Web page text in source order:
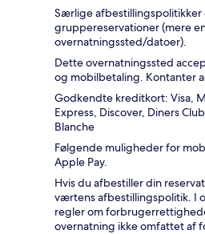
Særlige
gruppereservationer (mere
overnatningssted/datoer).
Dette overnatningssted
og mobilbetaling. Kontanter
Godkendte kreditkort: Visa,
Express, Discover, Diners
Blanche
Følgende muligheder for
Apple Pay.
Hvis du afbestiller din
værtens afbestillingspolitik. I
regler om
overnatning ikke omfattet af